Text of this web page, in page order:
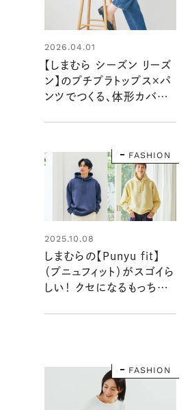
2026.04.01
【しまむら シーズン リーズ
ン】のプチプラトップス×パ
ンツでつくる、体形カバー
FASHION
2025.10.08
しまむらの【Punyu fit】
（プニュフィット）がスゴイら
しい！ クセになるもっちり
FASHION